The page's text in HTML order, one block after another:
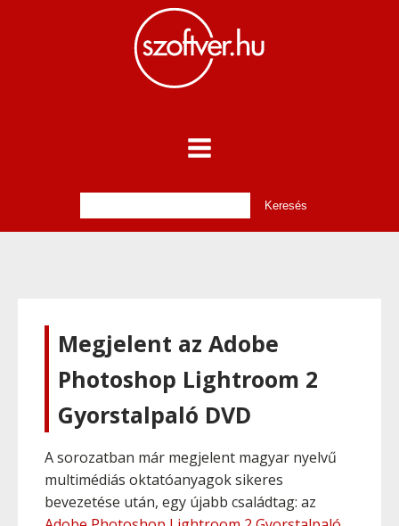
Megjelent az Adobe
Photoshop Lightroom 2
Gyorstalpaló DVD
A sorozatban már megjelent magyar nyelvű
multimédiás oktatóanyagok sikeres
bevezetése után, egy újabb családtag: az